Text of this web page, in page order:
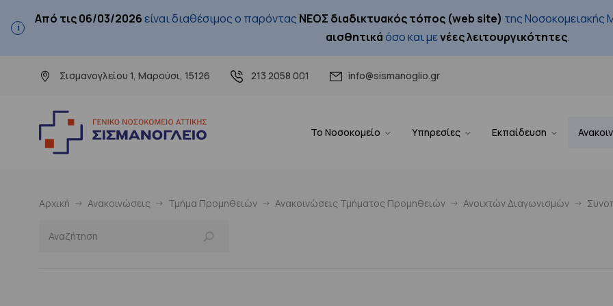
Από τις 06/03/2026 είναι διαθέσιμος ο παρόντας ΝΕΟΣ διαδικτυακός τόπος (web site) της Νοσοκομειακής
αισθητικάόσο και μενέες λειτουργικότητες.
Σισμανογλείου 1, Μαρούσι, 15126 213 2058 001 info@sismanoglio.gr
Το Νοσοκομείο Υπηρεσίες Εκπαίδευση
Αρχική Ανακοινώσεις Τμήμα Προμηθειών Ανακοινώσεις Τμήματος Προμηθειών Ανοιχτών Διαγωνισμών